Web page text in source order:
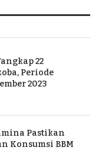
22
Periode
2023
Pastikan
Konsumsi BBM